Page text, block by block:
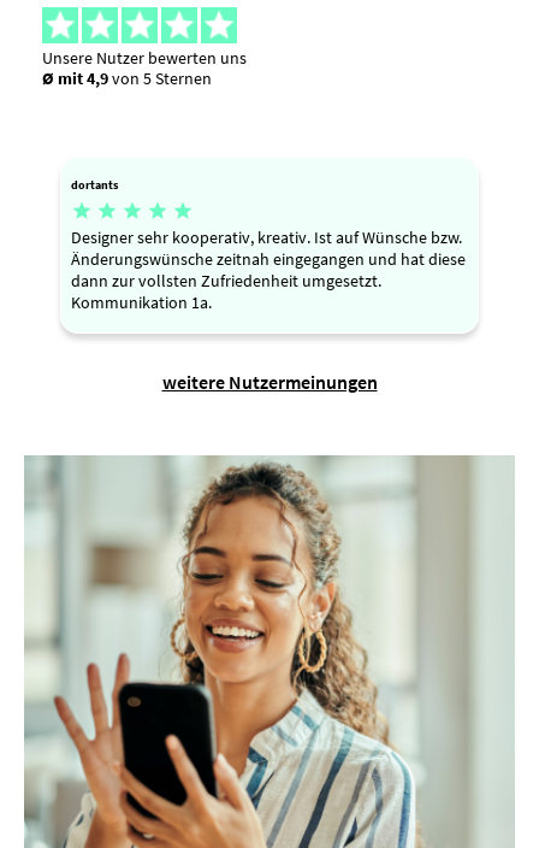
Unsere Nutzer bewerten uns
Ø mit 4,9von 5 Sternen
dortants
    
Designer sehr kooperativ, kreativ. Ist auf Wünsche bzw.
Änderungswünsche zeitnah eingegangen und hat diese
dann zur vollsten Zufriedenheit umgesetzt.
Kommunikation 1a.
weitere Nutzermeinungen